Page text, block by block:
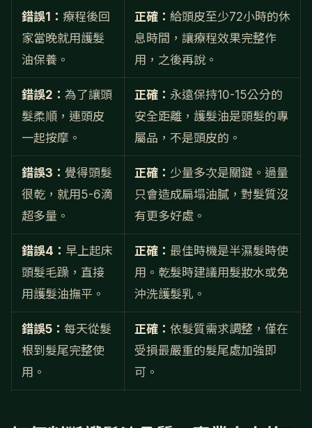
錯誤1： 療程後回
家當晚就用護髮
油保養。
正確： 給頭皮至少72小時的休
息時間，讓療程效果完整作
用，之後再說。
錯誤2： 為了讓頭
髮柔順，連頭皮
一起按摩。
正確： 永遠保持10-15公分的
安全距離，護髮油是頭髮的專
屬品，不是頭皮的。
錯誤3： 覺得頭髮
很乾，就用5-6滴
超多量。
正確： 少量多次是關鍵。過量
只會造成扁塌油膩，對髮質沒
有更多好處。
錯誤4： 早上起床
頭髮毛躁，直接
用護髮油撫平。
正確： 最佳時機是半濕髮時使
用。乾髮時建議用髮妝水或免
沖洗護髮乳。
錯誤5： 每天從髮
根到髮尾完整使
用。
正確： 依髮質需求調整，僅在
受損最嚴重的髮尾處加強即
可。